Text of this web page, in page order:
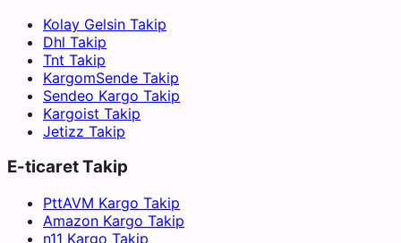
Kolay Gelsin Takip
Dhl Takip
Tnt Takip
KargomSende Takip
Sendeo Kargo Takip
Kargoist Takip
Jetizz Takip
E-ticaret Takip
PttAVM Kargo Takip
Amazon Kargo Takip
n11 Kargo Takip